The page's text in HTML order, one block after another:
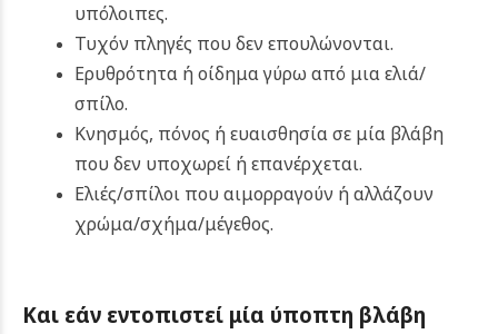
υπόλοιπες.
Τυχόν πληγές που δεν επουλώνονται.
Ερυθρότητα ή οίδημα γύρω από μια ελιά/
σπίλο.
Κνησμός, πόνος ή ευαισθησία σε μία βλάβη
που δεν υποχωρεί ή επανέρχεται.
Ελιές/σπίλοι που αιμορραγούν ή αλλάζουν
χρώμα/σχήμα/μέγεθος.
Και εάν εντοπιστεί μία ύποπτη βλάβη